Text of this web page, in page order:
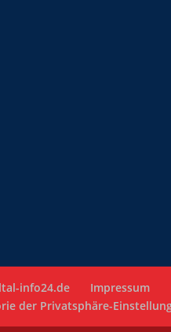
info24.de Impressum
der Privatsphäre-